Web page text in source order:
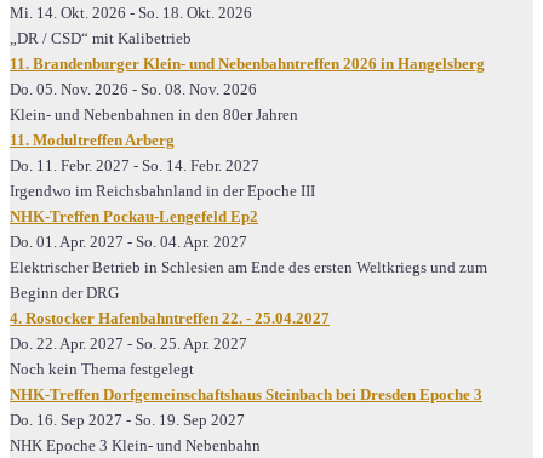
Mi. 14. Okt. 2026 - So. 18. Okt. 2026
„DR / CSD“ mit Kalibetrieb
11. Brandenburger Klein- und Nebenbahntreffen 2026 in Hangelsberg
Do. 05. Nov. 2026 - So. 08. Nov. 2026
Klein- und Nebenbahnen in den 80er Jahren
11. Modultreffen Arberg
Do. 11. Febr. 2027 - So. 14. Febr. 2027
Irgendwo im Reichsbahnland in der Epoche III
NHK-Treffen Pockau-Lengefeld Ep2
Do. 01. Apr. 2027 - So. 04. Apr. 2027
Elektrischer Betrieb in Schlesien am Ende des ersten Weltkriegs und zum
Beginn der DRG
4. Rostocker Hafenbahntreffen 22. - 25.04.2027
Do. 22. Apr. 2027 - So. 25. Apr. 2027
Noch kein Thema festgelegt
NHK-Treffen Dorfgemeinschaftshaus Steinbach bei Dresden Epoche 3
Do. 16. Sep 2027 - So. 19. Sep 2027
NHK Epoche 3 Klein- und Nebenbahn